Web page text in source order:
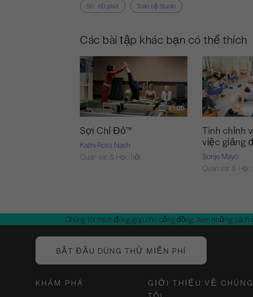
50 - 60 phút
Toàn bộ Studio
Các bài tập khác bạn có thể thích
81:00
Sợi Chỉ Đỏ™
Kathi Ross Nash
Quan sát & Học hỏi
Tinh chỉnh
việc giảng
Sonje Mayo
Quan sát &
Chúng tôi thích đóng góp cho cộng đồng. Xem những cách
BẮT ĐẦU DÙNG THỬ MIỄN PHÍ
KHÁM PHÁ
GIỚI THIỆU VỀ CHÚNG